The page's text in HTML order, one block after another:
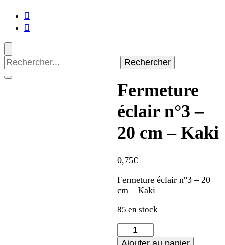
Recherche
pour
:
Fermeture
éclair n°3 –
20 cm – Kaki
0,75€
Fermeture éclair n°3 – 20
cm – Kaki
85 en stock
quantité
de